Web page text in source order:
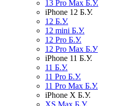
13 Pro Max Б.У.
iPhone 12 Б.У.
12 Б.У.
12 mini Б.У.
12 Pro Б.У.
12 Pro Max Б.У
iPhone 11 Б.У.
11 Б.У.
11 Pro Б.У.
11 Pro Max Б.У.
iPhone X Б.У.
XS Max Б.У.